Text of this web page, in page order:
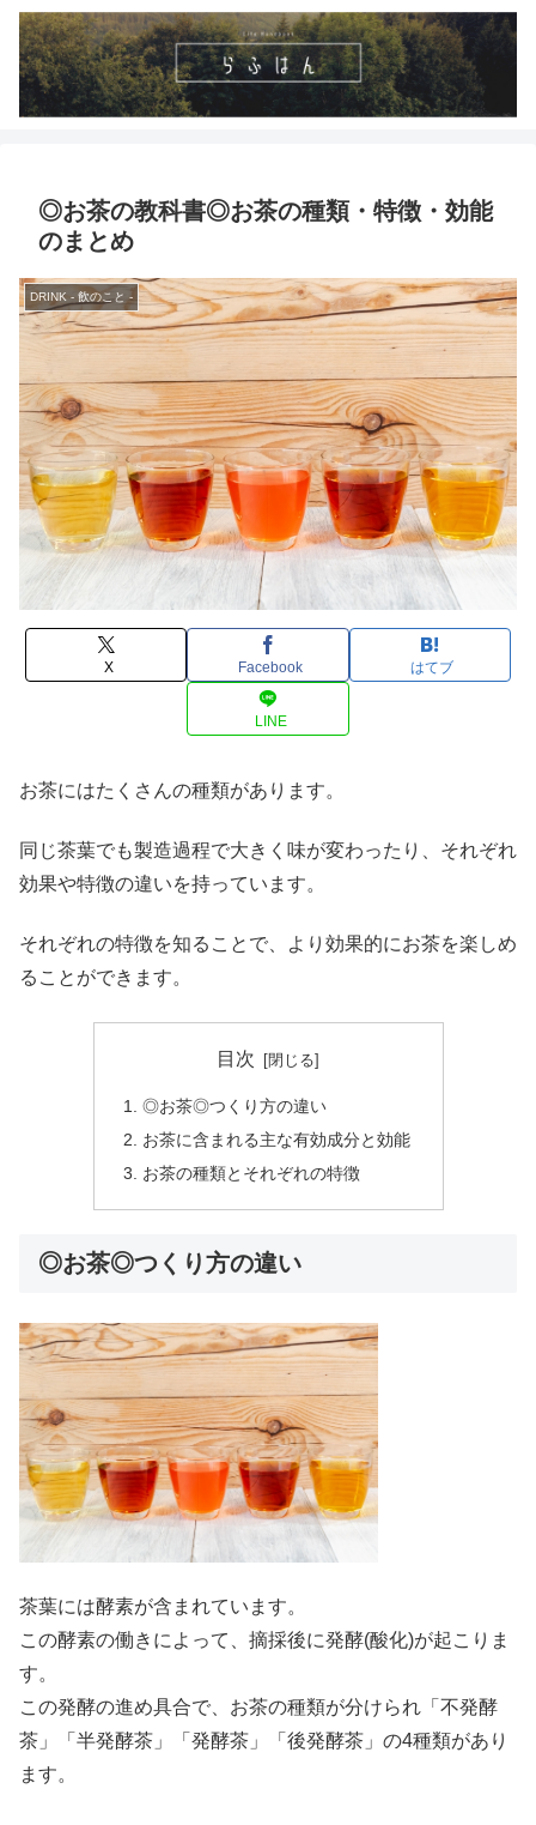
◎お茶の教科書◎お茶の種類・特徴・効能
のまとめ
DRINK - 飲のこと -
X Facebook はてブ
LINE
お茶にはたくさんの種類があります。
同じ茶葉でも製造過程で大きく味が変わったり、それぞれ
効果や特徴の違いを持っています。
それぞれの特徴を知ることで、より効果的にお茶を楽しめ
ることができます。
目次
◎お茶◎つくり方の違い
お茶に含まれる主な有効成分と効能
お茶の種類とそれぞれの特徴
◎お茶◎つくり方の違い
茶葉には酵素が含まれています。
この酵素の働きによって、摘採後に発酵(酸化)が起こりま
す。
この発酵の進め具合で、お茶の種類が分けられ「不発酵
茶」「半発酵茶」「発酵茶」「後発酵茶」の4種類があり
ます。